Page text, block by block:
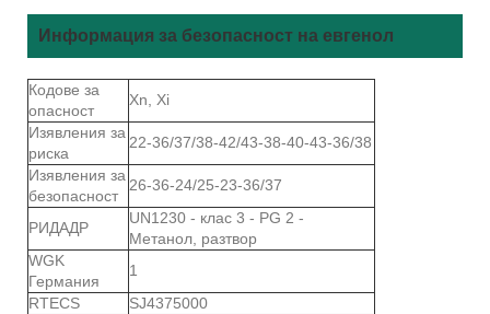
Информация за безопасност на евгенол
Кодове за
опасност
Xn, Xi
Изявления за
риска
22-36/37/38-42/43-38-40-43-36/38
Изявления за
безопасност
26-36-24/25-23-36/37
РИДАДР
UN1230 - клас 3 - PG 2 -
Метанол, разтвор
WGK
Германия
1
RTECS
SJ4375000